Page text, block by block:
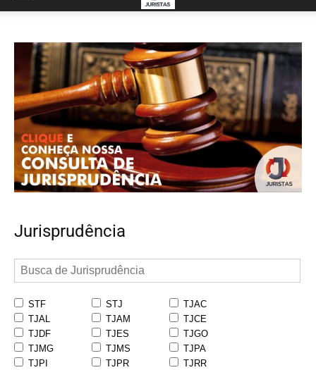
Jurisprudência
STF STJ
TJAC
TJAL
TJAM
TJCE
TJDF
TJES
TJGO
TJMG
TJMS
TJPA
TJPI
TJPR
TJRR